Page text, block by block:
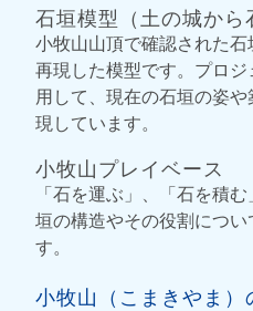
石垣模型（土の城から
小牧山山頂で確認された
再現した模型です。プロ
用して、現在の石垣の姿
現しています。
小牧山プレイベース
「石を運ぶ」、「石を積
垣の構造やその役割につ
す。
小牧山（こまきやま）